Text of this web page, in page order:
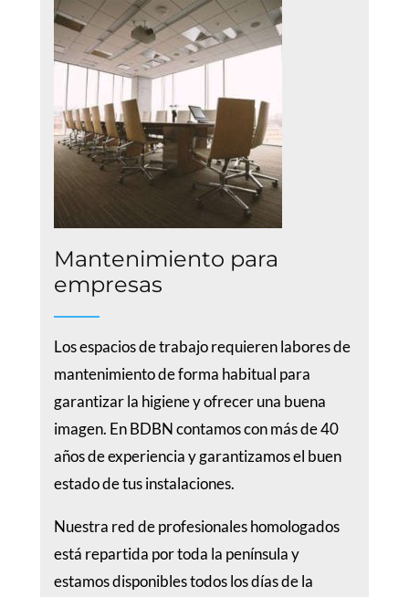
Mantenimiento para
empresas
Los espacios de trabajo requieren labores de
mantenimiento de forma habitual para
garantizar la higiene y ofrecer una buena
imagen. En BDBN contamos con más de 40
años de experiencia y garantizamos el buen
estado de tus instalaciones.
Nuestra red de profesionales homologados
está repartida por toda la península y
estamos disponibles todos los días de la